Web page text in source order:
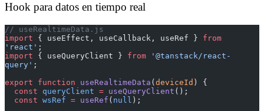
Hook para datos en tiempo real
// useRealtimeData.js
import { useEffect, useCallback, useRef } from
'react' ;
import { useQueryClient } from '@tanstack/react-
query' ;
export function useRealtimeData ( deviceId ) {
  const
queryClient = useQueryClient ();
  const
wsRef = useRef ( null );